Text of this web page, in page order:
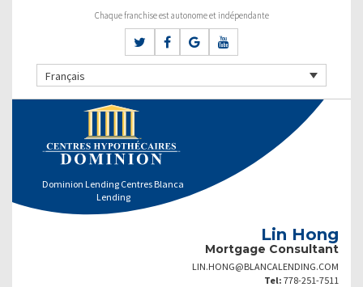
Chaque franchise est autonome et indépendante
Français
Dominion Lending Centres Blanca
Lending
Lin Hong
Mortgage Consultant
LIN.HONG@BLANCALENDING.COM
Tel: 778-251-7511